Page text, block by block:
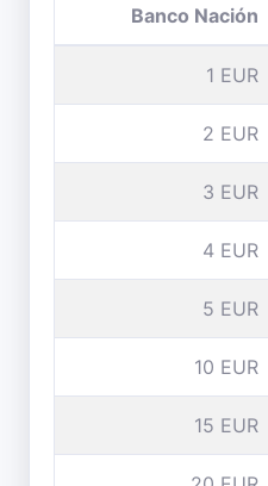
Banco Nación
1 EUR
2 EUR
3 EUR
4 EUR
5 EUR
10 EUR
15 EUR